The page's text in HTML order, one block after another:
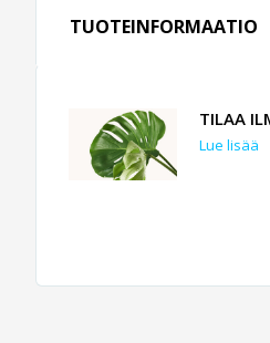
TUOTEINFORMAATIO
TILAA
Lue lisää